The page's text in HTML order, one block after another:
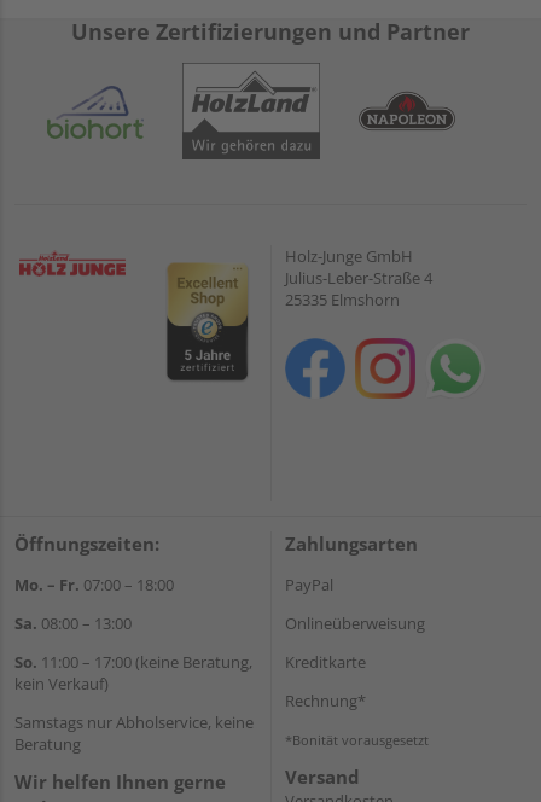
Unsere Zertifizierungen und Partner
Holz-Junge GmbH
Julius-Leber-Straße 4
25335 Elmshorn
Öffnungszeiten:
Mo. – Fr. 07:00 – 18:00
Sa. 08:00 – 13:00
So. 11:00 – 17:00 (keine Beratung,
kein Verkauf)
Samstags nur Abholservice, keine
Beratung
Wir helfen Ihnen gerne
Zahlungsarten
PayPal
Onlineüberweisung
Kreditkarte
Rechnung*
*Bonität vorausgesetzt
Versand